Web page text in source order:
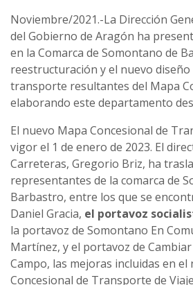
Noviembre/2021.-La Dirección
del Gobierno de Aragón ha
en la Comarca de Somontano de
reestructuración y el nuevo diseño
transporte resultantes del Mapa
elaborando este departamento
El nuevo Mapa Concesional de
vigor el 1 de enero de 2023. El
Carreteras, Gregorio Briz, ha
representantes de la comarca de
Barbastro, entre los que se
Daniel Gracia, el portavoz
la portavoz de Somontano En
Martínez, y el portavoz de
Campo, las mejoras incluidas en el
Concesional de Transporte de